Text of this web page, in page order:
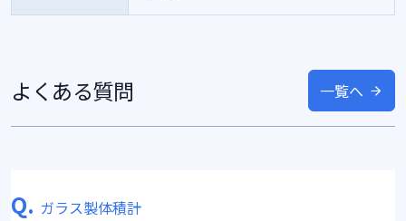
よくある質問 一覧へ
Q. ガラス製体積計